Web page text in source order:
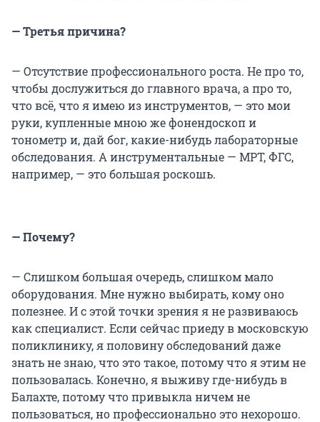
— Третья причина?
— Отсутствие профессионального роста. Не про то,
чтобы дослужиться до главного врача, а про то,
что всё, что я имею из инструментов, — это мои
руки, купленные мною же фонендоскоп и
тонометр и, дай бог, какие-нибудь лабораторные
обследования. А инструментальные — МРТ, ФГС,
например, — это большая роскошь.
— Почему?
— Слишком большая очередь, слишком мало
оборудования. Мне нужно выбирать, кому оно
полезнее. И с этой точки зрения я не развиваюсь
как специалист. Если сейчас приеду в московскую
поликлинику, я половину обследований даже
знать не знаю, что это такое, потому что я этим не
пользовалась. Конечно, я выживу где-нибудь в
Балахте, потому что привыкла ничем не
пользоваться, но профессионально это нехорошо.